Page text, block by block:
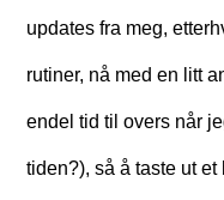
updates fra meg,
rutiner, nå med en litt
endel tid til overs når
tiden?), så å taste ut